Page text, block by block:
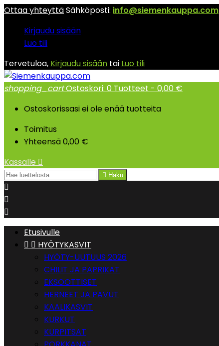
Ottaa yhteyttäSähköposti: info@siemenkauppa.com
Kirjaudu sisään
Luo tili
Tervetuloa, Kirjaudu sisään tai Luo tili
shopping_cartOstoskori: 0 Tuotteet - 0,00 €
Ostoskorissasi ei ole enää tuotteita
Toimitus
Yhteensä0,00 €
Kassalle 
 Haku



Etusivulle
  HYÖTYKASVIT
HYÖTY-UUTUUS 2026
CHILIT JA PAPRIKAT
EKSOOTTISET
HERNEET JA PAVUT
KAALIKASVIT
KURKUT
KURPITSAT